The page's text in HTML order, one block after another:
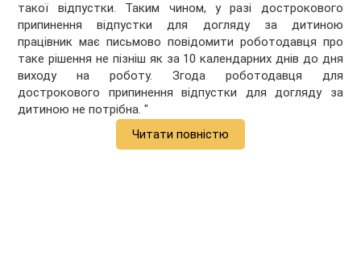
такої відпустки. Таким чином, у разі дострокового
припинення відпустки для догляду за дитиною
працівник має письмово повідомити роботодавця про
таке рішення не пізніш як за 10 календарних днів до дня
виходу на роботу. Згода роботодавця для
дострокового припинення відпустки для догляду за
дитиною не потрібна. "
Читати повністю